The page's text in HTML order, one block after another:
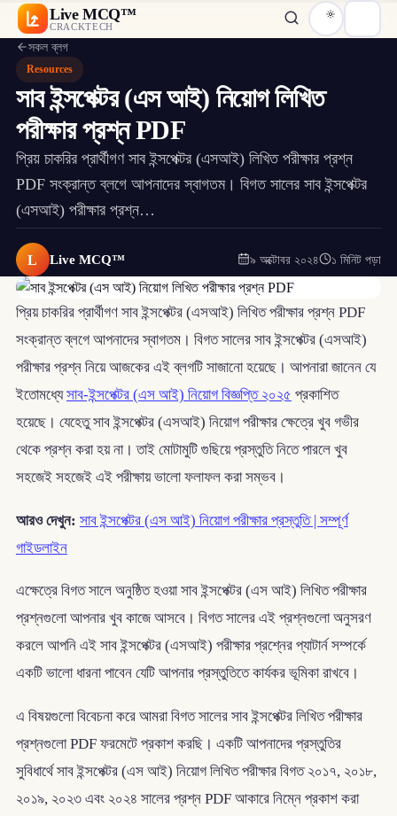
Live MCQ™
CRACKTECH
সকল ব্লগ
Resources
সাব ইন্সপেক্টর (এস আই) নিয়োগ লিখিত
পরীক্ষার প্রশ্ন PDF
প্রিয় চাকরির প্রার্থীগণ সাব ইন্সপেক্টর (এসআই) লিখিত পরীক্ষার প্রশ্ন
PDF সংক্রান্ত ব্লগে আপনাদের স্বাগতম। বিগত সালের সাব ইন্সপেক্টর
(এসআই) পরীক্ষার প্রশ্ন…
L Live MCQ™ ৯ অক্টোবর ২০২৪ ১ মিনিট পড়া
প্রিয় চাকরির প্রার্থীগণ সাব ইন্সপেক্টর (এসআই) লিখিত পরীক্ষার প্রশ্ন PDF
সংক্রান্ত ব্লগে আপনাদের স্বাগতম। বিগত সালের সাব ইন্সপেক্টর (এসআই)
পরীক্ষার প্রশ্ন নিয়ে আজকের এই ব্লগটি সাজানো হয়েছে। আপনারা জানেন যে
ইতোমধ্যেসাব-ইন্সপেক্টর (এস আই) নিয়োগ বিজ্ঞপ্তি ২০২৫ প্রকাশিত
হয়েছে। যেহেতু সাব ইন্সপেক্টর (এসআই) নিয়োগ পরীক্ষার ক্ষেত্রে খুব গভীর
থেকে প্রশ্ন করা হয় না। তাই মোটামুটি গুছিয়ে প্রস্তুতি নিতে পারলে খুব
সহজেই সহজেই এই পরীক্ষায় ভালো ফলাফল করা সম্ভব।
আরও দেখুন: সাব ইন্সপেক্টর (এস আই) নিয়োগ পরীক্ষার প্রস্তুতি | সম্পূর্ণ
গাইডলাইন
এক্ষেত্রে বিগত সালে অনুষ্ঠিত হওয়া সাব ইন্সপেক্টর (এস আই) লিখিত পরীক্ষার
প্রশ্নগুলো আপনার খুব কাজে আসবে। বিগত সালের এই প্রশ্নগুলো অনুসরণ
করলে আপনি এই সাব ইন্সপেক্টর (এসআই) পরীক্ষার প্রশ্নের প্যাটার্ন সম্পর্কে
একটি ভালো ধারনা পাবেন যেটি আপনার প্রস্তুতিতে কার্যকর ভূমিকা রাখবে।
এ বিষয়গুলো বিবেচনা করে আমরা বিগত সালের সাব ইন্সপেক্টর লিখিত পরীক্ষার
প্রশ্নগুলো PDF ফরমেটে প্রকাশ করছি। একটি আপনাদের প্রস্তুতির
সুবিধার্থে সাব ইন্সপেক্টর (এস আই) নিয়োগ লিখিত পরীক্ষার বিগত ২০১৭, ২০১৮,
২০১৯, ২০২৩ এবং ২০২৪ সালের প্রশ্ন PDF আকারে নিম্নে প্রকাশ করা